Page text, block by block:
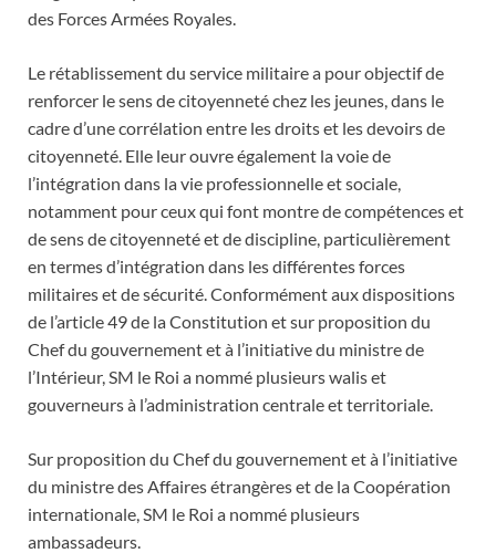
des Forces Armées Royales.
Le rétablissement du service militaire a pour objectif de
renforcer le sens de citoyenneté chez les jeunes, dans le
cadre d’une corrélation entre les droits et les devoirs de
citoyenneté. Elle leur ouvre également la voie de
l’intégration dans la vie professionnelle et sociale,
notamment pour ceux qui font montre de compétences et
de sens de citoyenneté et de discipline, particulièrement
en termes d’intégration dans les différentes forces
militaires et de sécurité. Conformément aux dispositions
de l’article 49 de la Constitution et sur proposition du
Chef du gouvernement et à l’initiative du ministre de
l’Intérieur, SM le Roi a nommé plusieurs walis et
gouverneurs à l’administration centrale et territoriale.
Sur proposition du Chef du gouvernement et à l’initiative
du ministre des Affaires étrangères et de la Coopération
internationale, SM le Roi a nommé plusieurs
ambassadeurs.